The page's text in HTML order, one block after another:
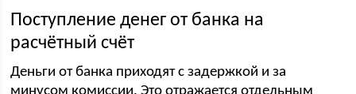
Поступление денег от банка на
расчётный счёт
Деньги от банка приходят с задержкой и за